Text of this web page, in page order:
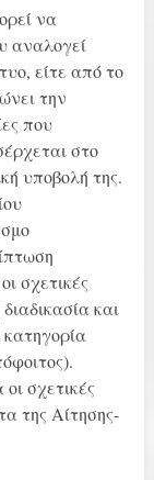
να
αναλογεί
είτε από το
την
που
στο
υποβολή της.
σχετικές
και
σχετικές
της Αίτησης-